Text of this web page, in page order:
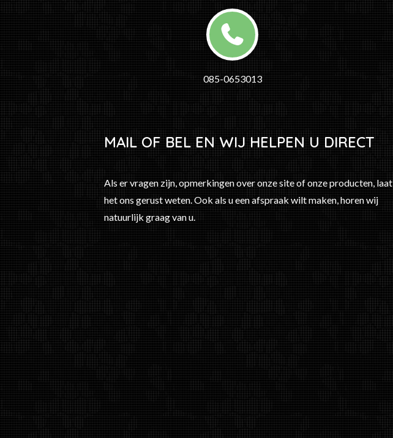
085-0653013
MAIL OF BEL EN WIJ HELPEN U DIRECT
Als er vragen zijn, opmerkingen over onze site of onze producten, laat
het ons gerust weten. Ook als u een afspraak wilt maken, horen wij
natuurlijk graag van u.